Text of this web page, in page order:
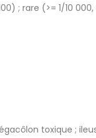
; rare (>= 1/10 000,
toxique ;